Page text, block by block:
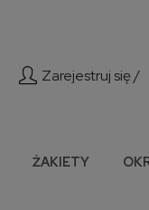
Zarejestruj się /
ŻAKIETY